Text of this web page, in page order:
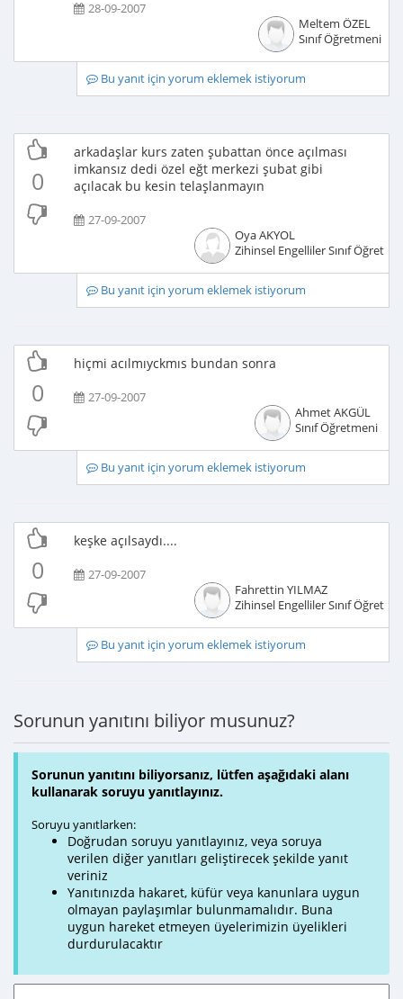
28-09-2007
Meltem ÖZEL
Sınıf Öğretmeni
Bu yanıt için yorum eklemek istiyorum
0
arkadaşlar kurs zaten şubattan önce açılması
imkansız dedi özel eğt merkezi şubat gibi
açılacak bu kesin telaşlanmayın
27-09-2007
Oya AKYOL
Zihinsel Engelliler Sınıf
Bu yanıt için yorum eklemek istiyorum
0
hiçmi acılmıyckmıs bundan sonra
27-09-2007
Ahmet AKGÜL
Sınıf Öğretmeni
Bu yanıt için yorum eklemek istiyorum
0
keşke açılsaydı....
27-09-2007
Fahrettin YILMAZ
Zihinsel Engelliler Sınıf
Bu yanıt için yorum eklemek istiyorum
Sorunun yanıtını biliyor musunuz?
Sorunun yanıtını biliyorsanız, lütfen aşağıdaki alanı
kullanarak soruyu yanıtlayınız.
Soruyu yanıtlarken:
Doğrudan soruyu yanıtlayınız, veya soruya
verilen diğer yanıtları geliştirecek şekilde yanıt
veriniz
Yanıtınızda hakaret, küfür veya kanunlara uygun
olmayan paylaşımlar bulunmamalıdır. Buna
uygun hareket etmeyen üyelerimizin üyelikleri
durdurulacaktır